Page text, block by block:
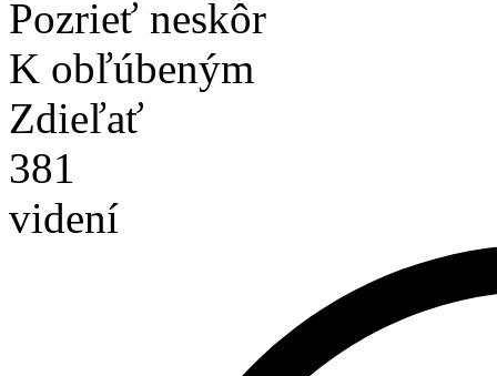
Pozrieť neskôr
K obľúbeným
Zdieľať
381
videní